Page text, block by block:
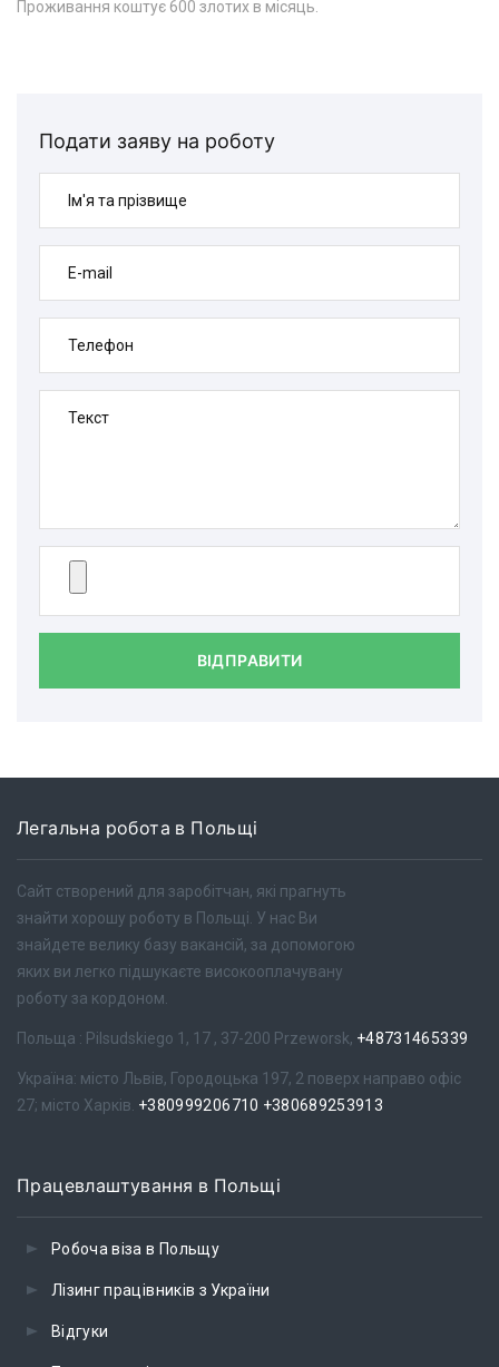
Проживання коштує 600 злотих в місяць.
Подати заяву на роботу
Ім'я та прізвище
E-mail
Телефон
Текст
ВІДПРАВИТИ
Легальна робота в Польщі
Сайт створений для заробітчан, які прагнуть
знайти хорошу роботу в Польщі. У нас Ви
знайдете велику базу вакансій, за допомогою
яких ви легко підшукаєте високооплачувану
роботу за кордоном.
Польща : Pilsudskiego 1, 17 , 37-200 Przeworsk, +48731465339
Україна: місто Львів, Городоцька 197, 2 поверх направо офіс
27; місто Харків. +380999206710 +380689253913
Працевлаштування в Польщі
Робоча віза в Польщу
Лізинг працівників з України
Відгуки